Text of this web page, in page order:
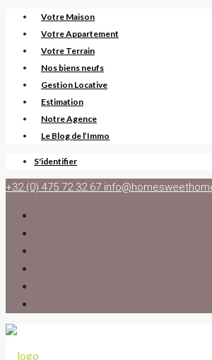
Votre Maison
Votre Appartement
Votre Terrain
Nos biens neufs
Gestion Locative
Estimation
Notre Agence
Le Blog de l’Immo
S'identifier
+32 (0) 475 72 32 67